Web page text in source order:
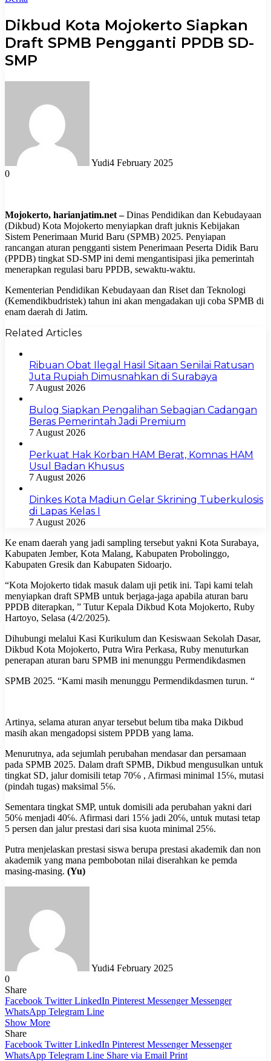
Dikbud Kota Mojokerto Siapkan
Draft SPMB Pengganti PPDB SD-
SMP
Yudi4 February 2025
0
Mojokerto, harianjatim.net –Dinas Pendidikan dan Kebudayaan
(Dikbud) Kota Mojokerto menyiapkan draft juknis Kebijakan
Sistem Penerimaan Murid Baru (SPMB) 2025. Penyiapan
rancangan aturan pengganti sistem Penerimaan Peserta Didik Baru
(PPDB) tingkat SD-SMP ini demi mengantisipasi jika pemerintah
menerapkan regulasi baru PPDB, sewaktu-waktu.
Kementerian Pendidikan Kebudayaan dan Riset dan Teknologi
(Kemendikbudristek) tahun ini akan mengadakan uji coba SPMB di
enam daerah di Jatim.
Related Articles
Ribuan Obat Ilegal Hasil Sitaan Senilai Ratusan
Juta Rupiah Dimusnahkan di Surabaya
7 August 2026
Bulog Siapkan Pengalihan Sebagian Cadangan
Beras Pemerintah Jadi Premium
7 August 2026
Perkuat Hak Korban HAM Berat, Komnas HAM
Usul Badan Khusus
7 August 2026
Dinkes Kota Madiun Gelar Skrining Tuberkulosis
di Lapas Kelas I
7 August 2026
Ke enam daerah yang jadi sampling tersebut yakni Kota Surabaya,
Kabupaten Jember, Kota Malang, Kabupaten Probolinggo,
Kabupaten Gresik dan Kabupaten Sidoarjo.
“Kota Mojokerto tidak masuk dalam uji petik ini. Tapi kami telah
menyiapkan draft SPMB untuk berjaga-jaga apabila aturan baru
PPDB diterapkan, ” Tutur Kepala Dikbud Kota Mojokerto, Ruby
Hartoyo, Selasa (4/2/2025).
Dihubungi melalui Kasi Kurikulum dan Kesiswaan Sekolah Dasar,
Dikbud Kota Mojokerto, Putra Wira Perkasa, Ruby menuturkan
penerapan aturan baru SPMB ini menunggu Permendikdasmen
SPMB 2025. “Kami masih menunggu Permendikdasmen turun. “
Artinya, selama aturan anyar tersebut belum tiba maka Dikbud
masih akan mengadopsi sistem PPDB yang lama.
Menurutnya, ada sejumlah perubahan mendasar dan persamaan
pada SPMB 2025. Dalam draft SPMB, Dikbud mengusulkan untuk
tingkat SD, jalur domisili tetap 70℅ , Afirmasi minimal 15℅, mutasi
(pindah tugas) maksimal 5℅.
Sementara tingkat SMP, untuk domisili ada perubahan yakni dari
50℅ menjadi 40℅. Afirmasi dari 15℅ jadi 20℅, untuk mutasi tetap
5 persen dan jalur prestasi dari sisa kuota minimal 25℅.
Putra menjelaskan prestasi siswa berupa prestasi akademik dan non
akademik yang mana pembobotan nilai diserahkan ke pemda
masing-masing. (Yu)
Yudi4 February 2025
0
Share
Facebook Twitter LinkedIn Pinterest Messenger Messenger
WhatsApp Telegram Line
Show More
Share
Facebook Twitter LinkedIn Pinterest Messenger Messenger
WhatsApp Telegram Line Share via Email Print